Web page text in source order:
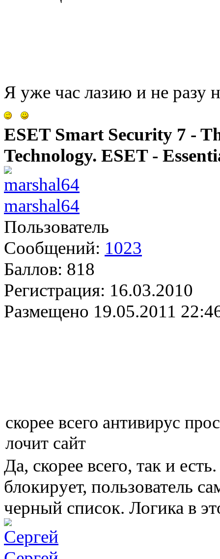
Я уже час лазию и не разу
ESET Smart Security 7 -
Technology. ESET -
marshal64
Пользователь
Сообщений: 1023
Баллов: 818
Регистрация: 16.03.2010
Размещено 19.05.2011
скорее всего антивирус
лочит сайт
Да, скорее всего, так и
блокирует, пользователь
черный список. Логика в